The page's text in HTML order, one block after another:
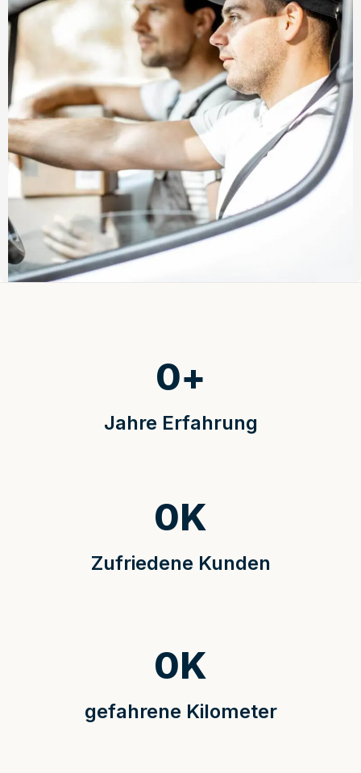
Jahre Erfahrung
0+
Zufriedene Kunden
0K
gefahrene Kilometer
0K